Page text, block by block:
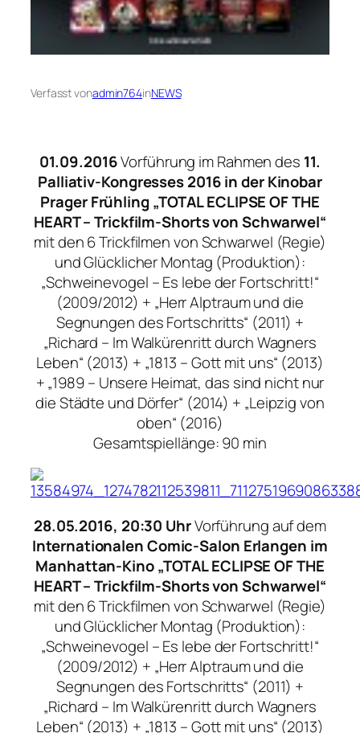
Verfasst vonadmin764inNEWS
01.09.2016Vorführung im Rahmen des 11.
Palliativ-Kongresses 2016 in der Kinobar
Prager Frühling „TOTAL ECLIPSE OF THE
HEART – Trickfilm-Shorts von Schwarwel“
mit den 6 Trickfilmen von Schwarwel (Regie)
und Glücklicher Montag (Produktion):
„Schweinevogel – Es lebe der Fortschritt!“
(2009/2012) + „Herr Alptraum und die
Segnungen des Fortschritts“ (2011) +
„Richard – Im Walkürenritt durch Wagners
Leben“ (2013) + „1813 – Gott mit uns“ (2013)
+ „1989 – Unsere Heimat, das sind nicht nur
die Städte und Dörfer“ (2014) + „Leipzig von
oben“ (2016)
Gesamtspiellänge: 90 min
28.05.2016, 20:30 UhrVorführung auf dem
Internationalen Comic-Salon Erlangen im
Manhattan-Kino „TOTAL ECLIPSE OF THE
HEART – Trickfilm-Shorts von Schwarwel“
mit den 6 Trickfilmen von Schwarwel (Regie)
und Glücklicher Montag (Produktion):
„Schweinevogel – Es lebe der Fortschritt!“
(2009/2012) + „Herr Alptraum und die
Segnungen des Fortschritts“ (2011) +
„Richard – Im Walkürenritt durch Wagners
Leben“ (2013) + „1813 – Gott mit uns“ (2013)